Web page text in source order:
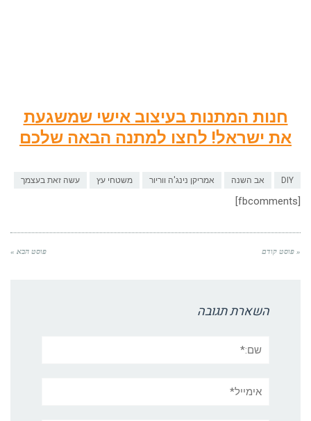
חנות המתנות בעיצוב אישי שמשגעת
את ישראל! לחצו למתנה הבאה שלכם
DIY אב השנה אמריקן נינג'ה ווריור משטחי עץ עשה זאת בעצמך
[fbcomments]
« פוסט קודם פוסט הבא »
השארת תגובה